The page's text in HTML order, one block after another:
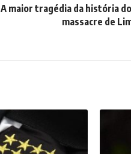
A maior tragédia da história
massacre de